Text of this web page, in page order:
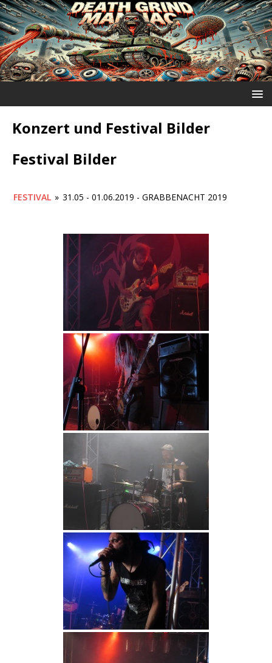
Konzert und Festival Bilder
Festival Bilder
FESTIVAL » 31.05 - 01.06.2019 - GRABBENACHT 2019